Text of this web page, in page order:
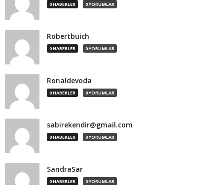
0 HABERLER 0 YORUMLAR
Robertbuich
0 HABERLER 0 YORUMLAR
Ronaldevoda
0 HABERLER 0 YORUMLAR
sabirekendir@gmail.com
0 HABERLER 0 YORUMLAR
SandraSar
0 HABERLER 0 YORUMLAR